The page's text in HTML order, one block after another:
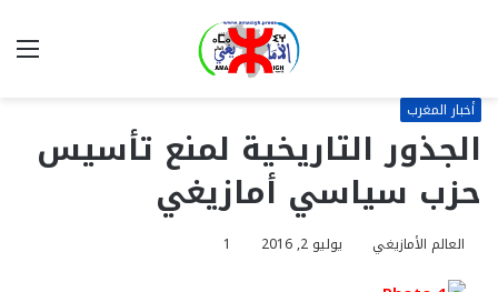
أخبار المغرب
الجذور التاريخية لمنع تأسيس
حزب سياسي أمازيغي
العالم الأمازيغي يوليو 2, 2016 1